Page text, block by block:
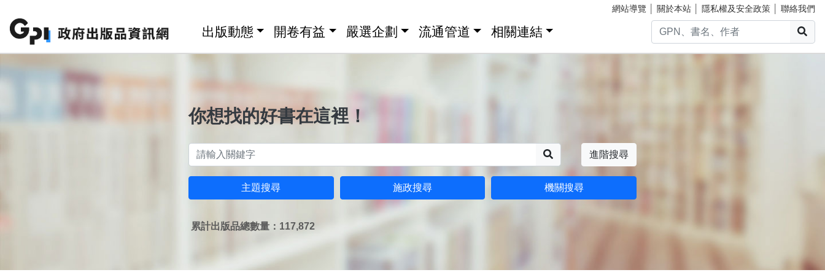
網站導覽 關於本站 隱私權及安全政策 聯絡我們
出版動態 開卷有益 嚴選企劃 流通管道 相關連結
你想找的好書在這裡！
進階搜尋
主題搜尋 施政搜尋 機關搜尋
累計出版品總數量：117,872